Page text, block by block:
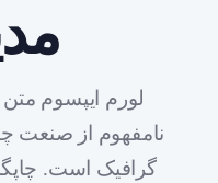
لورم ایپسوم
نامفهوم از صنعت
گرافیک است.